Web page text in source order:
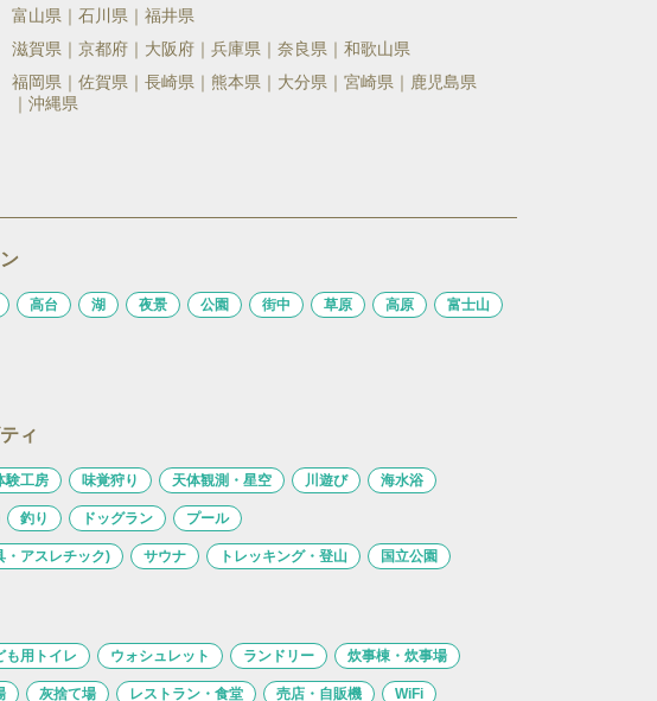
富山県 石川県
福井県
滋賀県 京都府 大阪府 兵庫県 奈良県
和歌山県
福岡県 佐賀県 長崎県 熊本県 大分県 宮崎県
鹿児島県
沖縄県
高台 湖 夜景 公園 街中 草原 高原 富士山
ィ
験工房 味覚狩り 天体観測・星空 川遊び 海水浴
釣り ドッグラン プール
・アスレチック) サウナ トレッキング・登山 国立公園
も用トイレ ウォシュレット ランドリー 炊事棟・炊事場
灰捨て場 レストラン・食堂 売店・自販機 WiFi